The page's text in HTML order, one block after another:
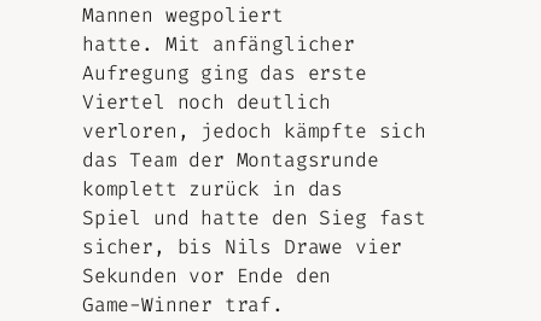
Mannen wegpoliert
hatte. Mit anfänglicher
Aufregung ging das erste
Viertel noch deutlich
verloren, jedoch kämpfte sich
das Team der Montagsrunde
komplett zurück in das
Spiel und hatte den Sieg fast
sicher, bis Nils Drawe vier
Sekunden vor Ende den
Game-Winner traf.